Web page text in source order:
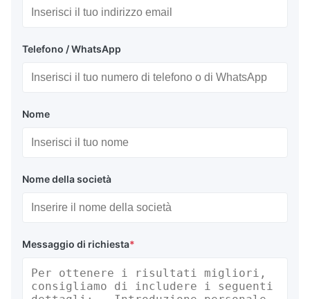
Telefono / WhatsApp
Nome
Nome della società
Messaggio di richiesta*